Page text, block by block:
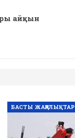
айқын
БАСТЫ ЖАҢАЛЫҚТАР